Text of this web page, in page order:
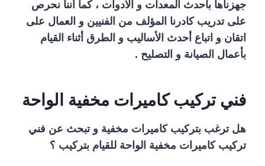
جهزناها بأحدث المعدات و الأدوات ، كما أننا نحرص
على تدريب كادرنا المؤلف من الفنيين و العمال على
اتقان و اتباع أحدث الأساليب و الطرق أثناء القيام
بأعمال الصيانة و التصليح .
فني تركيب كاميرات مخفية الواحة
هل ترغب بتركيب كاميرات مخفية و تبحث عن فني
تركيب كاميرات مخفية الواحة للقيام بتركيب ؟